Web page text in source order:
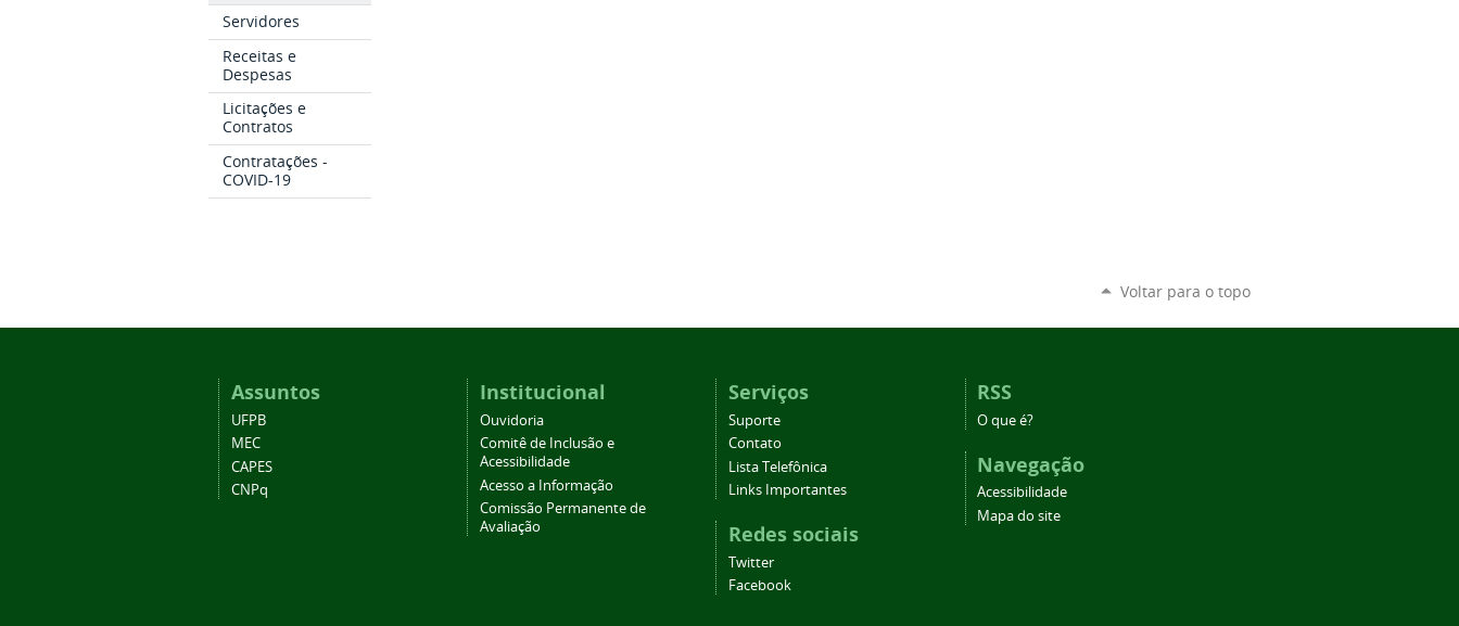
Servidores
Receitas e
Despesas
Licitações e
Contratos
Contratações -
COVID-19
Voltar para o topo
Assuntos
UFPB
MEC
CAPES
CNPq
Institucional
Ouvidoria
Comitê de Inclusão e
Acessibilidade
Acesso a Informação
Comissão Permanente de
Avaliação
Serviços
Suporte
Contato
Lista Telefônica
Links Importantes
Redes sociais
Twitter
Facebook
RSS
O que é?
Navegação
Acessibilidade
Mapa do site